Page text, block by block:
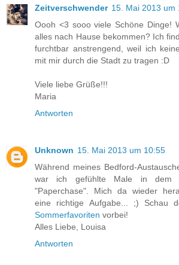
Zeitverschwender 15. Mai 2013 um
Oooh <3 sooo viele Schöne Dinge!
alles nach Hause bekommen? Ich
furchtbar anstrengend, weil ich
mit mir durch die Stadt zu tragen :D
Viele liebe Grüße!!!
Maria
Antworten
Unknown 15. Mai 2013 um 10:55
Während meines Bedford-
war ich gefühlte Male in dem
"Paperchase". Mich da wieder
eine richtige Aufgabe... ;) Schau
Sommerfavoriten vorbei!
Alles Liebe, Louisa
Antworten